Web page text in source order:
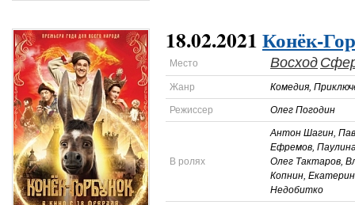
18.02.2021Конёк-
Место Восход
Жанр Комедия,
Режиссер Олег Погодин
В ролях
Антон Шагин,
Ефремов,
Олег Тактаров,
Копнин,
Недобитко